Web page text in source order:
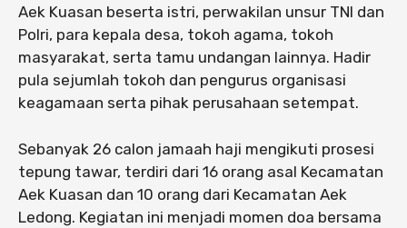
Aek Kuasan beserta istri, perwakilan unsur TNI dan
Polri, para kepala desa, tokoh agama, tokoh
masyarakat, serta tamu undangan lainnya. Hadir
pula sejumlah tokoh dan pengurus organisasi
keagamaan serta pihak perusahaan setempat.
Sebanyak 26 calon jamaah haji mengikuti prosesi
tepung tawar, terdiri dari 16 orang asal Kecamatan
Aek Kuasan dan 10 orang dari Kecamatan Aek
Ledong. Kegiatan ini menjadi momen doa bersama